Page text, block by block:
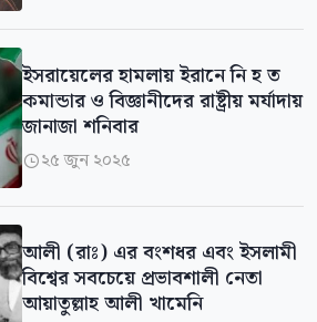
ইসরায়েলের হামলায় ইরানে নি হ ত
কমান্ডার ও বিজ্ঞানীদের রাষ্ট্রীয় মর্যাদায়
জানাজা শনিবার
২৫ জুন ২০২৫
আলী (রাঃ) এর বংশধর এবং ইসলামী
বিশ্বের সবচেয়ে প্রভাবশালী নেতা
আয়াতুল্লাহ আলী খামেনি